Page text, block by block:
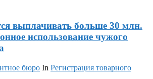
выплачивать больше 30 млн.
использование чужого
бюро In Регистрация товарного